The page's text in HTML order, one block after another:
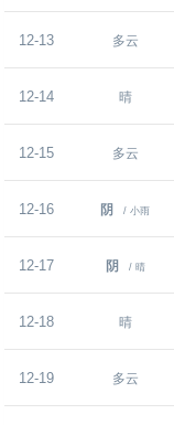
12-13 多云
12-14 晴
12-15 多云
12-16 阴 / 小雨
12-17 阴 / 晴
12-18 晴
12-19 多云